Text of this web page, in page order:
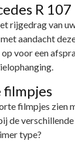
R 107
rijgedrag van
aandacht
voor een
filmpjes
filmpjes zien
de
type?